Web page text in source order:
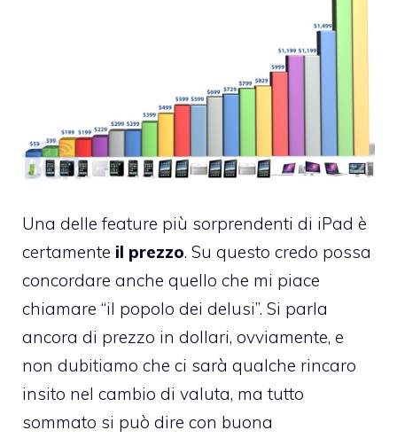
Una delle feature più sorprendenti di iPad è
certamente il prezzo. Su questo credo possa
concordare anche quello che mi piace
chiamare “il popolo dei delusi”. Si parla
ancora di prezzo in dollari, ovviamente, e
non dubitiamo che ci sarà qualche rincaro
insito nel cambio di valuta, ma tutto
sommato si può dire con buona